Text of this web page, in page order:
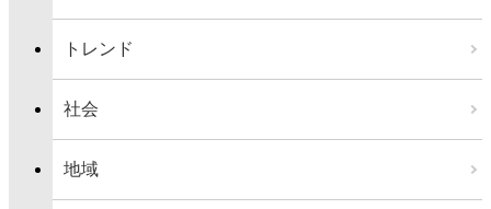
トレンド
社会
地域